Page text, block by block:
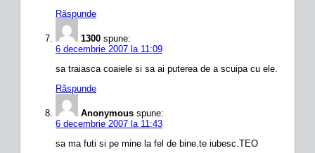
Răspunde
1300 spune:
6 decembrie 2007 la 11:09
sa traiasca coaiele si sa ai puterea de a scuipa cu ele.
Răspunde
Anonymous spune:
6 decembrie 2007 la 11:43
sa ma futi si pe mine la fel de bine.te iubesc.TEO